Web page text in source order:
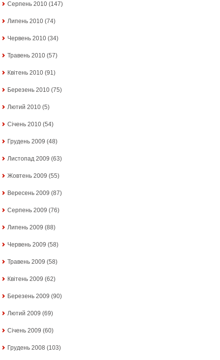
Серпень 2010 (147)
Липень 2010 (74)
Червень 2010 (34)
Травень 2010 (57)
Квітень 2010 (91)
Березень 2010 (75)
Лютий 2010 (5)
Січень 2010 (54)
Грудень 2009 (48)
Листопад 2009 (63)
Жовтень 2009 (55)
Вересень 2009 (87)
Серпень 2009 (76)
Липень 2009 (88)
Червень 2009 (58)
Травень 2009 (58)
Квітень 2009 (62)
Березень 2009 (90)
Лютий 2009 (69)
Січень 2009 (60)
Грудень 2008 (103)